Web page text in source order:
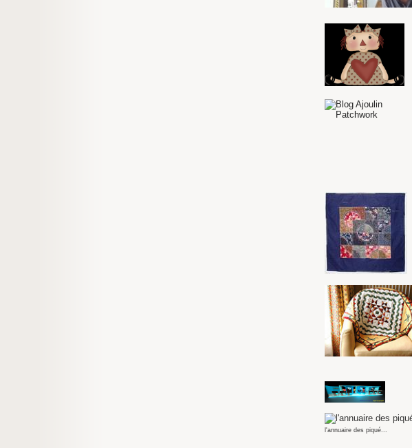
l'annuaire des piqué...